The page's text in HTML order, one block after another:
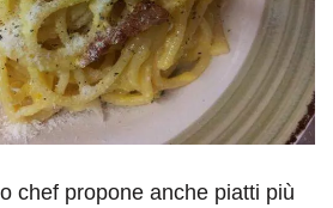
chef propone anche piatti più